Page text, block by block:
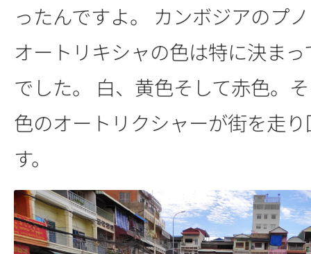
ったんですよ。 カンボジアのプ
オートリキシャの色は特に決ま
でした。 白、黄色そして赤色。
色のオートリクシャーが街を走
す。